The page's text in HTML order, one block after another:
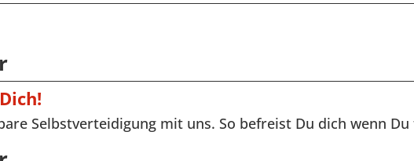
Selbstverteidigung mit uns. So befreist Du dich wenn